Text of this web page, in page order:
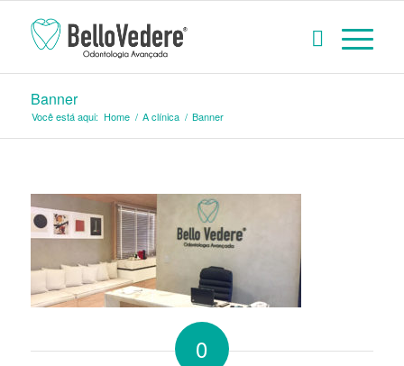
Banner
Você está aqui: Home / A clínica / Banner
0